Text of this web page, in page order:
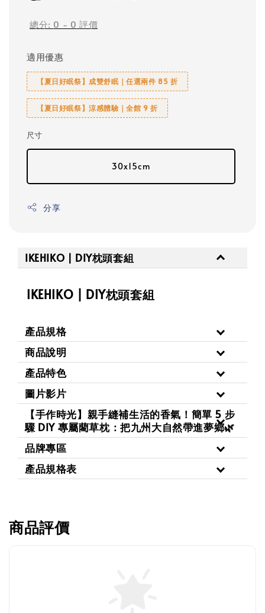
總分: 0 - 0 評價
適用優惠
【夏日好眠祭】成雙舒眠｜任選兩件 85 折
【夏日好眠祭】涼感體驗｜全館 9 折
尺寸
30x15cm
分享
IKEHIKO | DIY枕頭套組
IKEHIKO | DIY枕頭套組
產品規格
商品說明
產品特色
圖片影片
【手作時光】親手縫補生活的香氣！簡單 5 步
驟 DIY 專屬藺草枕：把九州大自然帶進夢鄉🌿
品牌專區
產品規格表
商品評價